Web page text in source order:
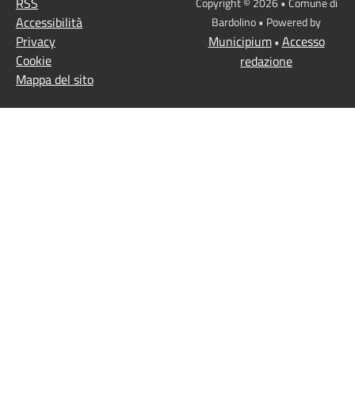
Accessibilità
Privacy
Cookie
Mappa del sito
Bardolino • Powered by
Municipium• Accesso
redazione